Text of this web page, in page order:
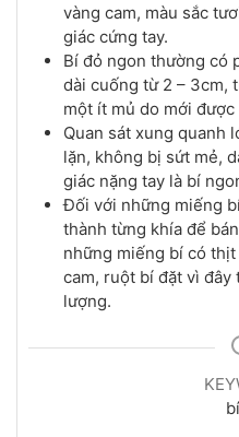
vàng cam, màu sắc
giác cứng tay.
Bí đỏ ngon thường có
dài cuống từ 2 – 3cm,
một ít mủ do mới được
Quan sát xung quanh
lặn, không bị sứt mẻ,
giác nặng tay là bí
Đối với những miếng
thành từng khía để
những miếng bí có
cam, ruột bí đặt vì
lượng.